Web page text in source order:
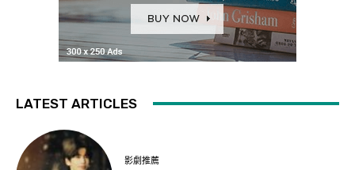
LATEST ARTICLES
影劇推薦